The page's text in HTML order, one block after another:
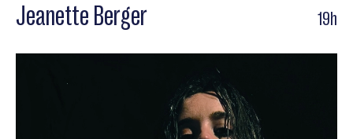
Jeanette Berger 19h